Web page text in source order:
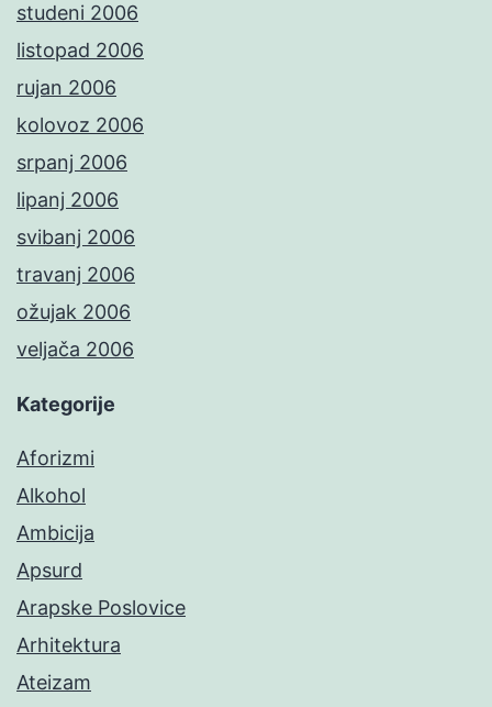
studeni 2006
listopad 2006
rujan 2006
kolovoz 2006
srpanj 2006
lipanj 2006
svibanj 2006
travanj 2006
ožujak 2006
veljača 2006
Kategorije
Aforizmi
Alkohol
Ambicija
Apsurd
Arapske Poslovice
Arhitektura
Ateizam